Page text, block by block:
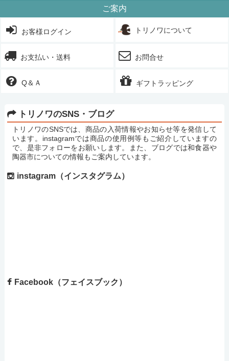
ご案内
お客様ログイン トリノワについて
お支払い・送料 お問合せ
Q＆Ａ ギフトラッピング
トリノワのSNS・ブログ
トリノワのSNSでは、商品の入荷情報やお知らせ等を発信して
います。instagramでは商品の使用例等もご紹介していますの
で、是非フォローをお願いします。また、ブログでは和食器や
陶器市についての情報もご案内しています。
instagram（インスタグラム）
Facebook（フェイスブック）